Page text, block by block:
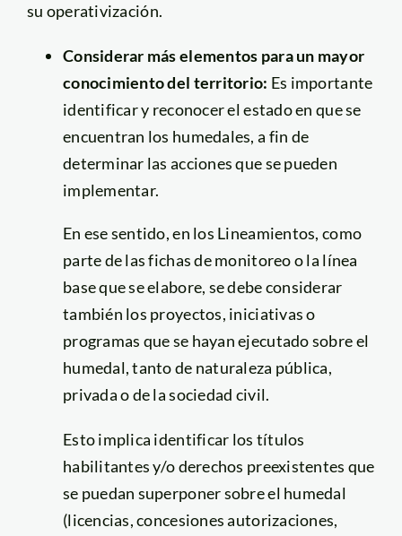
su operativización.
Considerar más elementos para un mayor
conocimiento del territorio: Es importante
identificar y reconocer el estado en que se
encuentran los humedales, a fin de
determinar las acciones que se pueden
implementar.
En ese sentido, en los Lineamientos, como
parte de las fichas de monitoreo o la línea
base que se elabore, se debe considerar
también los proyectos, iniciativas o
programas que se hayan ejecutado sobre el
humedal, tanto de naturaleza pública,
privada o de la sociedad civil.
Esto implica identificar los títulos
habilitantes y/o derechos preexistentes que
se puedan superponer sobre el humedal
(licencias, concesiones autorizaciones,